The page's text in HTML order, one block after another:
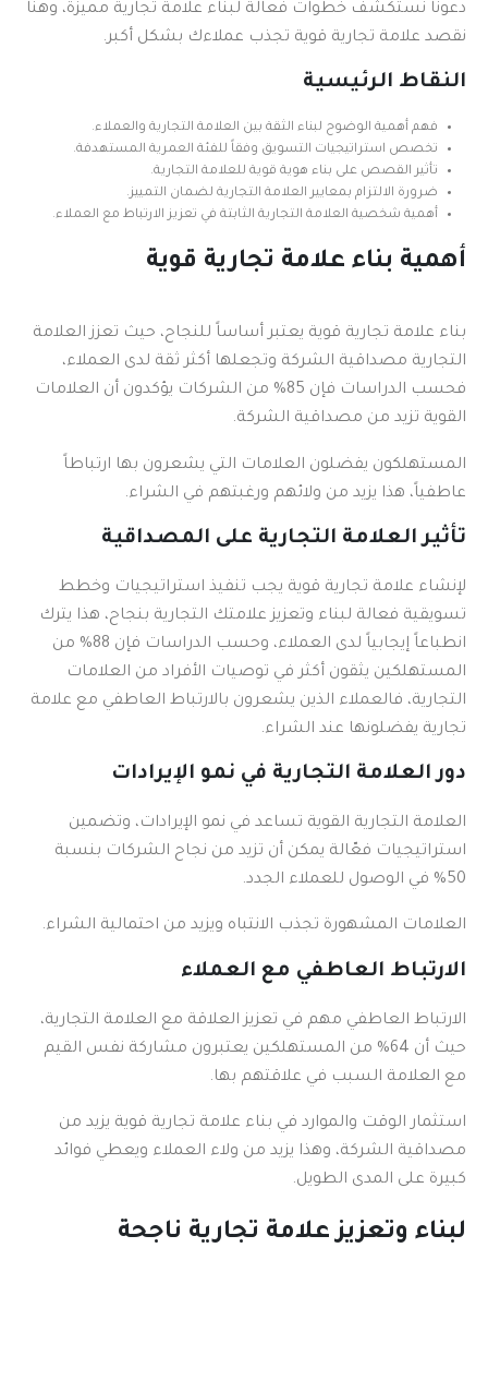
دعونا نستكشف خطوات فعالة لبناء علامة تجارية مميزة، وهنا
نقصد علامة تجارية قوية تجذب عملاءك بشكل أكبر.
النقاط الرئيسية
فهم أهمية الوضوح لبناء الثقة بين العلامة التجارية والعملاء.
تخصص استراتيجيات التسويق وفقاً للفئة العمرية المستهدفة.
تأثير القصص على بناء هوية قوية للعلامة التجارية.
ضرورة الالتزام بمعايير العلامة التجارية لضمان التمييز.
أهمية شخصية العلامة التجارية الثابتة في تعزيز الارتباط مع العملاء.
أهمية بناء علامة تجارية قوية
بناء علامة تجارية قوية يعتبر أساساً للنجاح، حيث تعزز العلامة
التجارية مصداقية الشركة وتجعلها أكثر ثقة لدى العملاء،
فحسب الدراسات فإن 85% من الشركات يؤكدون أن العلامات
القوية تزيد من مصداقية الشركة.
المستهلكون يفضلون العلامات التي يشعرون بها ارتباطاً
عاطفياً، هذا يزيد من ولائهم ورغبتهم في الشراء.
تأثير العلامة التجارية على المصداقية
لإنشاء علامة تجارية قوية يجب تنفيذ استراتيجيات وخطط
تسويقية فعالة لبناء وتعزيز علامتك التجارية بنجاح، هذا يترك
انطباعاً إيجابياً لدى العملاء، وحسب الدراسات فإن 88% من
المستهلكين يثقون أكثر في توصيات الأفراد من العلامات
التجارية، فالعملاء الذين يشعرون بالارتباط العاطفي مع علامة
تجارية يفضلونها عند الشراء.
دور العلامة التجارية في نمو الإيرادات
العلامة التجارية القوية تساعد في نمو الإيرادات، وتضمين
استراتيجيات فعّالة يمكن أن تزيد من نجاح الشركات بنسبة
50% في الوصول للعملاء الجدد.
العلامات المشهورة تجذب الانتباه ويزيد من احتمالية الشراء.
الارتباط العاطفي مع العملاء
الارتباط العاطفي مهم في تعزيز العلاقة مع العلامة التجارية،
حيث أن 64% من المستهلكين يعتبرون مشاركة نفس القيم
مع العلامة السبب في علاقتهم بها.
استثمار الوقت والموارد في بناء علامة تجارية قوية يزيد من
مصداقية الشركة، وهذا يزيد من ولاء العملاء ويعطي فوائد
كبيرة على المدى الطويل.
لبناء وتعزيز علامة تجارية ناجحة